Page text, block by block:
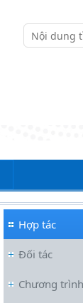
Hợp tác
Đối tác
Chương
Đoàn cán